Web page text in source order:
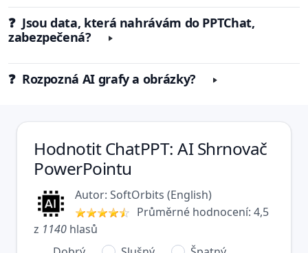
❓ Jsou data, která nahrávám do PPTChat,
zabezpečená?
❓ Rozpozná AI grafy a obrázky?
HodnotitChatPPT: AI Shrnovač
PowerPointu
Autor: SoftOrbits (English)
Průměrné hodnocení: 4,5
z 1140 hlasů